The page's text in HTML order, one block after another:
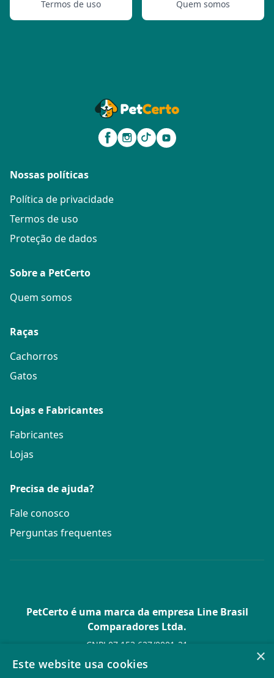
Termos de uso Quem somos
Nossas políticas
Política de privacidade
Termos de uso
Proteção de dados
Sobre a PetCerto
Quem somos
Raças
Cachorros
Gatos
Lojas e Fabricantes
Fabricantes
Lojas
Precisa de ajuda?
Fale conosco
Perguntas frequentes
PetCerto é uma marca da empresa Line Brasil
Comparadores Ltda.
CNPJ 07.153.627/0001-21
Av. Paulista, 1.636 Conj. 4 Pavilhão 15 - Bela Vista - São Paulo -
SP
×
Este website usa cookies